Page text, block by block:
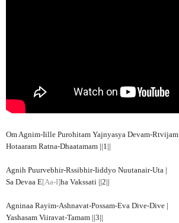
Om Agnim-Iille Purohitam Yajnyasya Devam-Rtvijam |
Hotaaram Ratna-Dhaatamam ||1||
Agnih Puurvebhir-Rssibhir-Iiddyo Nuutanair-Uta |
Sa Devaa E[Aa-I]ha Vakssati ||2||
Agninaa Rayim-Ashnavat-Possam-Eva Dive-Dive |
Yashasam Viiravat-Tamam ||3||